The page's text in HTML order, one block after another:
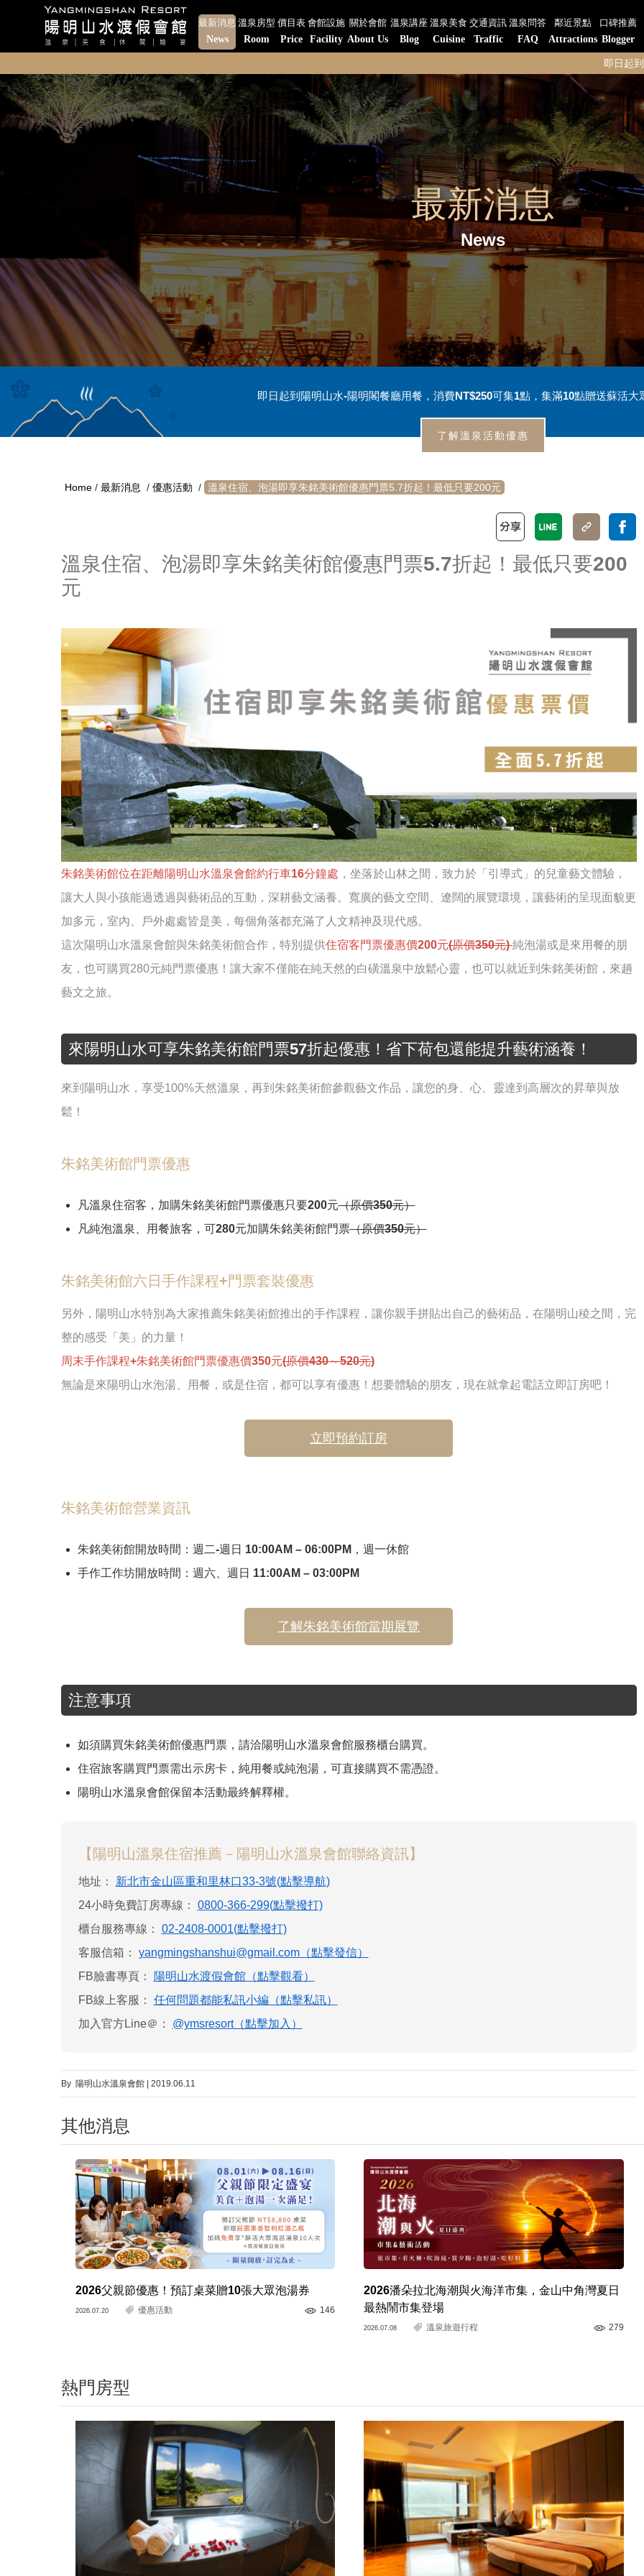
最新消息
News
溫泉房型
Room
價目表
Price
會館設施
Facility
關於會館
About Us
溫泉講座
Blog
溫泉美食
Cuisine
交通資訊
Traffic
溫泉問答
FAQ
鄰近景點
Attractions
口碑推薦
Blogger
即日起到陽明山水-陽明
最新消息
News
即日起到陽明山水-陽明閣餐廳用餐，消費NT$250可集1點，集滿10點贈送蘇活大
了解溫泉活動優惠
Home/ 最新消息 / 優惠活動 / 溫泉住宿、泡湯即享朱銘美術館優惠門票5.7折起！最低只要200元
溫泉住宿、泡湯即享朱銘美術館優惠門票5.7折起！最低只要200
元
朱銘美術館位在距離陽明山水溫泉會館約行車16分鐘處 ，坐落於山林之間，致力於「引導式」的兒童藝文體驗，
讓大人與小孩能過透過與藝術品的互動，深耕藝文涵養。寬廣的藝文空間、遼闊的展覽環境，讓藝術的呈現面貌更
加多元，室內、戶外處處皆是美，每個角落都充滿了人文精神及現代感。
這次陽明山水溫泉會館與朱銘美術館合作，特別提供住宿客門票優惠價200元(原價350元)純泡湯或是來用餐的朋
友，也可購買280元純門票優惠！讓大家不僅能在純天然的白磺溫泉中放鬆心靈，也可以就近到朱銘美術館，來趟
藝文之旅。
來陽明山水可享朱銘美術館門票57折起優惠！省下荷包還能提升藝術涵養！
來到陽明山水，享受100%天然溫泉，再到朱銘美術館參觀藝文作品，讓您的身、心、靈達到高層次的昇華與放
鬆！
朱銘美術館門票優惠
凡溫泉住宿客，加購朱銘美術館門票優惠只要200元（原價350元）
凡純泡溫泉、用餐旅客，可280元加購朱銘美術館門票（原價350元）
朱銘美術館六日手作課程+門票套裝優惠
另外，陽明山水特別為大家推薦朱銘美術館推出的手作課程，讓你親手拼貼出自己的藝術品，在陽明山稜之間，完
整的感受「美」的力量！
周末手作課程+朱銘美術館門票優惠價350元(原價430～520元)
無論是來陽明山水泡湯、用餐，或是住宿，都可以享有優惠！想要體驗的朋友，現在就拿起電話立即訂房吧！
立即預約訂房
朱銘美術館營業資訊
朱銘美術館開放時間：週二-週日 10:00AM – 06:00PM，週一休館
手作工作坊開放時間：週六、週日 11:00AM – 03:00PM
了解朱銘美術館當期展覽
注意事項
如須購買朱銘美術館優惠門票，請洽陽明山水溫泉會館服務櫃台購買。
住宿旅客購買門票需出示房卡，純用餐或純泡湯，可直接購買不需憑證。
陽明山水溫泉會館保留本活動最終解釋權。
【陽明山溫泉住宿推薦－陽明山水溫泉會館聯絡資訊】
地址： 新北市金山區重和里林口33-3號(點擊導航)
24小時免費訂房專線： 0800-366-299(點擊撥打)
櫃台服務專線： 02-2408-0001(點擊撥打)
客服信箱： yangmingshanshui@gmail.com（點擊發信）
FB臉書專頁：
陽明山水渡假會館​（點擊觀看）
FB線上客服： 任何問題都能私訊小編（點擊私訊）
加入官方Line＠： @ymsresort（點擊加入）
By 陽明山水溫泉會館 | 2019.06.11
其他消息
2026父親節優惠！預訂桌菜贈10張大眾泡湯券
2026.07.20 優惠活動 146
2026潘朵拉北海潮與火海洋市集，金山中角灣夏日
最熱鬧市集登場
2026.07.08 溫泉旅遊行程 279
熱門房型